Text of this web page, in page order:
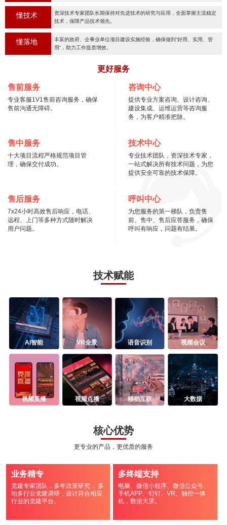
懂技术
资深技术专家团队长期保持对先进技术的研究与应用，全面掌握主流稳定
技术，保障产品技术领先。
懂落地
丰富的政府、企事业单位项目建设实施经验，确保做到“好用、实用、管
用“，助力工作提质增效。
更好服务
售前服务
专业客服1V1售前咨询服务，确保
售前沟通无障碍。
咨询中心
提供专业方案咨询、设计咨询、
建设集成、运维运营等咨询服
务，为客户精准把脉。
售中服务
十大项目流程严格规范项目管
理，确保交付成功。
技术中心
专业技术团队，资深技术专家，
一站式解决所有技术问题，为您
提供安全可靠的技术保障。
售后服务
7x24小时高效售后响应，电话、
远程、上门等多种方式随时解决
用户问题。
呼叫中心
为您服务的第一梯队，负责售
前、售中、售后应答服务，确保
呼叫有响应，问题有结果。
技术赋能
AI智能 VR全景 语音识别 视频会议
视频直播 视频点播 移动互联 大数据
核心优势
更专业的产品，更优质的服务
业务精专
党建专家团队，多年政策研究， 多
地多行业党建调研，设计符合相应
行业的党建平台。
多终端支持
电脑、微信小程序、微信公众号、
手机APP、钉钉、VR、触控一体
机，数据大屏。